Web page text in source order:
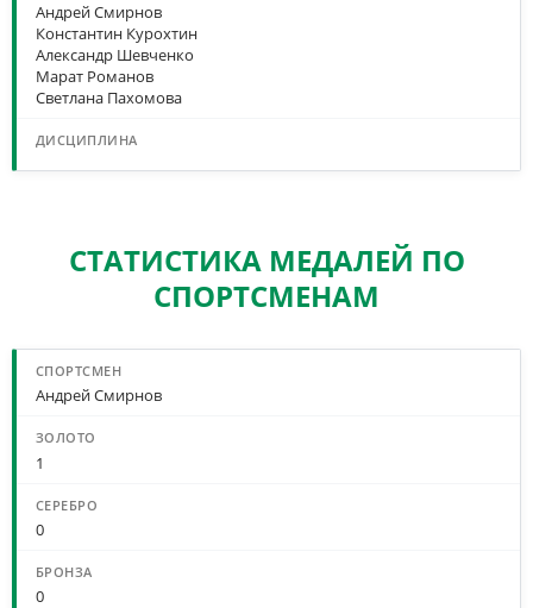
Андрей Смирнов
Константин Курохтин
Александр Шевченко
Марат Романов
Светлана Пахомова
СТАТИСТИКА МЕДАЛЕЙ ПО
СПОРТСМЕНАМ
Андрей Смирнов
1
0
0